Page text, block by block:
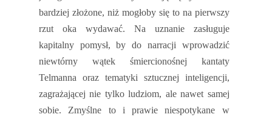
bardziej złożone, niż mogłoby się to na pierwszy
rzut oka wydawać. Na uznanie zasługuje
kapitalny pomysł, by do narracji wprowadzić
niewtórny wątek śmiercionośnej kantaty
Telmanna oraz tematyki sztucznej inteligencji,
zagrażającej nie tylko ludziom, ale nawet samej
sobie. Zmyślne to i prawie niespotykane w